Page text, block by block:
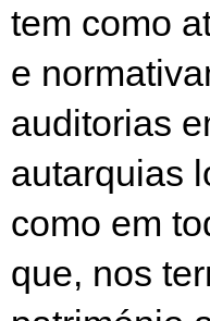
tem como
e
auditorias
autarquias
como em
que, nos